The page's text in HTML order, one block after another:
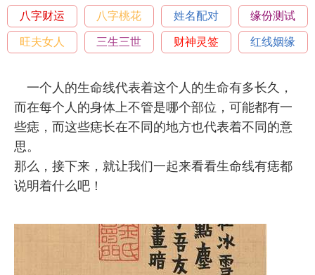
八字财运 八字桃花 姓名配对 缘份测试
旺夫女人 三生三世 财神灵签 红线姻缘
一个人的生命线代表着这个人的生命有多长久，
而在每个人的身体上不管是哪个部位，可能都有一
些痣，而这些痣长在不同的地方也代表着不同的意
思。
那么，接下来，就让我们一起来看看生命线有痣都
说明着什么吧！